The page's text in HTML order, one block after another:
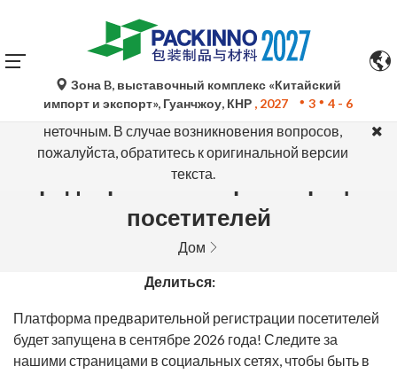
Автоматический перевод Google Translate носит
исключительно справочный характер и может быть
неточным. В случае возникновения вопросов,
пожалуйста, обратитесь к оригинальной версии
текста.
Зона B, выставочный комплекс «Китайский
импорт и экспорт», Гуанчжоу, КНР , 2027 3 4 - 6
Предварительная регистрация
посетителей
Дом
Делиться:
Платформа предварительной регистрации посетителей
будет запущена в сентябре 2026 года! Следите за
нашими страницами в социальных сетях, чтобы быть в